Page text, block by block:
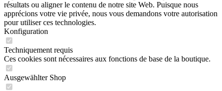
résultats ou aligner le contenu de notre site Web. Puisque nous
apprécions votre vie privée, nous vous demandons votre autorisation
pour utiliser ces technologies.
Konfiguration
Techniquement requis
Ces cookies sont nécessaires aux fonctions de base de la boutique.
Ausgewählter Shop